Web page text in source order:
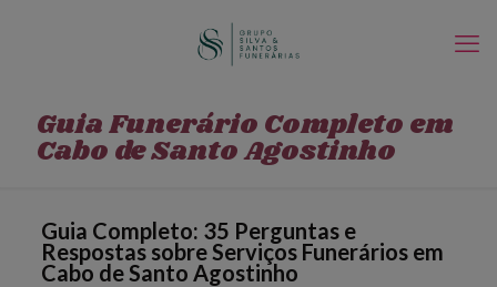
Guia Funerário Completo em
Cabo de Santo Agostinho
Guia Completo: 35 Perguntas e
Respostas sobre Serviços Funerários em
Cabo de Santo Agostinho